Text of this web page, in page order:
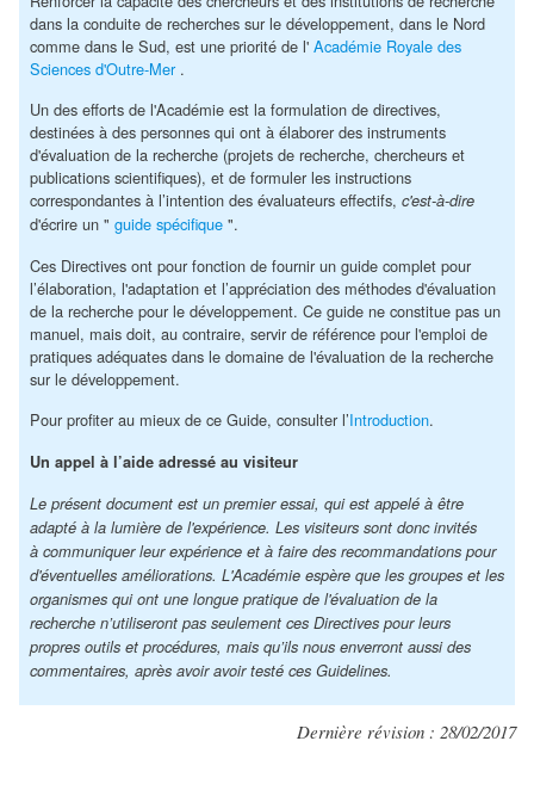
dans la conduite de recherches sur le développement, dans le Nord
comme dans le Sud, est une priorité de l' Académie Royale des
Sciences d'Outre-Mer.
Un des efforts de l'Académie est la formulation de directives,
destinées à des personnes qui ont à élaborer des instruments
d'évaluation de la recherche (projets de recherche, chercheurs et
publications scientifiques), et de formuler les instructions
correspondantes à l’intention des évaluateurs effectifs, c'est-à-dire
d'écrire un " guide spécifique ".
Ces Directives ont pour fonction de fournir un guide complet pour
l’élaboration, l'adaptation et l’appréciation des méthodes d'évaluation
de la recherche pour le développement. Ce guide ne constitue pas un
manuel, mais doit, au contraire, servir de référence pour l'emploi de
pratiques adéquates dans le domaine de l'évaluation de la recherche
sur le développement.
Pour profiter au mieux de ce Guide, consulter l’Introduction.
Un appel à l’aide adressé au visiteur
Le présent document est un premier essai, qui est appelé à être
adapté à la lumière de l'expérience. Les visiteurs sont donc invités
à communiquer leur expérience et à faire des recommandations pour
d'éventuelles améliorations. L'Académie espère que les groupes et les
organismes qui ont une longue pratique de l'évaluation de la
recherche n’utiliseront pas seulement ces Directives pour leurs
propres outils et procédures, mais qu’ils nous enverront aussi des
commentaires, après avoir avoir testé ces Guidelines.
Dernière révision : 28/02/2017